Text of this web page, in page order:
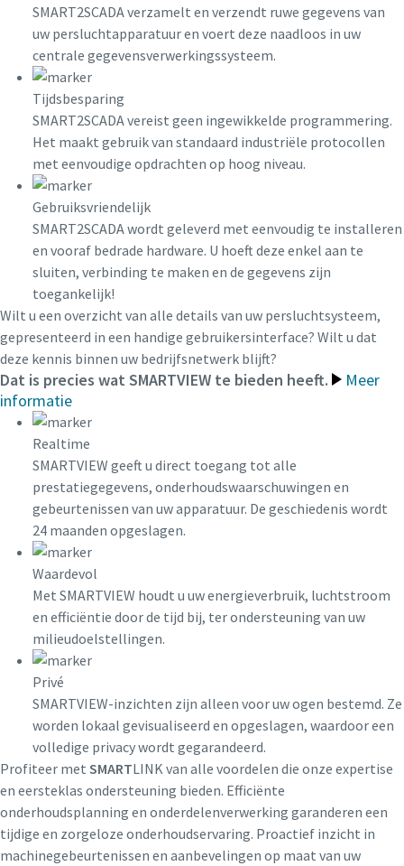
GA FLX Dual Compressor
De GA FLX, de eerste compressor met twee toerentallen,
is de perfecte oplossing als u op zoek bent naar
energiebesparing voor compressoren, maar nog niet klaar
bent voor een variabele toerentalaandrijving.
Ontdek het zelf
SMART2SCADA verzamelt en verzendt ruwe gegevens van
uw persluchtapparatuur en voert deze naadloos in uw
centrale gegevensverwerkingssysteem.
Tijdsbesparing
SMART2SCADA vereist geen ingewikkelde programmering.
Het maakt gebruik van standaard industriële protocollen
met eenvoudige opdrachten op hoog niveau.
Gebruiksvriendelijk
SMART2SCADA wordt geleverd met eenvoudig te installeren
en vooraf bedrade hardware. U hoeft deze enkel aan te
sluiten, verbinding te maken en de gegevens zijn
toegankelijk!
Wilt u een overzicht van alle details van uw persluchtsysteem,
gepresenteerd in een handige gebruikersinterface? Wilt u dat
deze kennis binnen uw bedrijfsnetwerk blijft?
Dat is precies wat SMARTVIEW te bieden heeft.
Meer
informatie
Realtime
SMARTVIEW geeft u direct toegang tot alle
prestatiegegevens, onderhoudswaarschuwingen en
gebeurtenissen van uw apparatuur. De geschiedenis wordt
24 maanden opgeslagen.
Waardevol
Met SMARTVIEW houdt u uw energieverbruik, luchtstroom
en efficiëntie door de tijd bij, ter ondersteuning van uw
milieudoelstellingen.
Privé
SMARTVIEW-inzichten zijn alleen voor uw ogen bestemd. Ze
worden lokaal gevisualiseerd en opgeslagen, waardoor een
volledige privacy wordt gegarandeerd.
Profiteer met SMARTLINK van alle voordelen die onze expertise
en eersteklas ondersteuning bieden. Efficiënte
onderhoudsplanning en onderdelenverwerking garanderen een
tijdige en zorgeloze onderhoudservaring. Proactief inzicht in
machinegebeurtenissen en aanbevelingen op maat van uw